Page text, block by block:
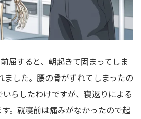
屈すると、朝起きて固まってしま
ました。腰の骨がずれてしまったの
らしたわけですが、寝返りによる
。就寝前は痛みがなかったので起